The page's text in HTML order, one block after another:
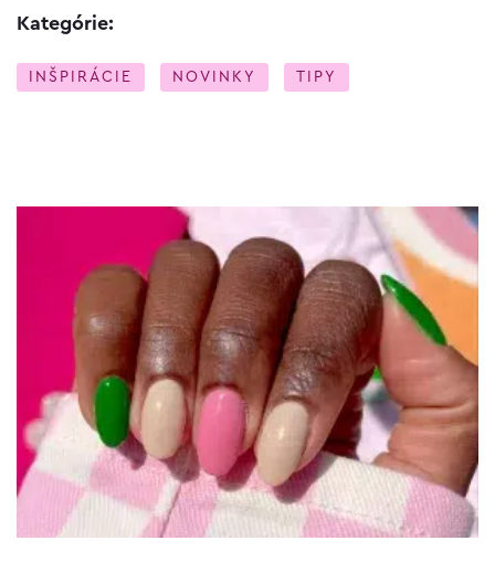
Kategórie:
INŠPIRÁCIE NOVINKY TIPY